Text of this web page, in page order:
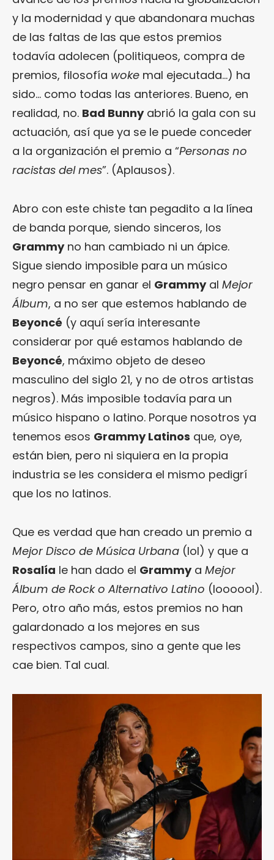
y la modernidad y que abandonara muchas
de las faltas de las que estos premios
todavía adolecen (politiqueos, compra de
premios, filosofía woke mal ejecutada…) ha
sido… como todas las anteriores. Bueno, en
realidad, no. Bad Bunnyabrió la gala con su
actuación, así que ya se le puede conceder
a la organización el premio a “Personas no
racistas del mes”. (Aplausos).
Abro con este chiste tan pegadito a la línea
de banda porque, siendo sinceros, los
Grammyno han cambiado ni un ápice.
Sigue siendo imposible para un músico
negro pensar en ganar el Grammyal Mejor
Álbum, a no ser que estemos hablando de
Beyoncé (y aquí sería interesante
considerar por qué estamos hablando de
Beyoncé, máximo objeto de deseo
masculino del siglo 21, y no de otros artistas
negros). Más imposible todavía para un
músico hispano o latino. Porque nosotros ya
tenemos esos Grammy Latinos que, oye,
están bien, pero ni siquiera en la propia
industria se les considera el mismo pedigrí
que los no latinos.
Que es verdad que han creado un premio a
Mejor Disco de Música Urbana (lol) y que a
Rosalía le han dado el Grammya Mejor
Álbum de Rock o Alternativo Latino (loooool).
Pero, otro año más, estos premios no han
galardonado a los mejores en sus
respectivos campos, sino a gente que les
cae bien. Tal cual.